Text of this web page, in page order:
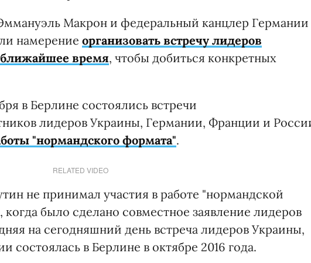
Макрон и федеральный канцлер Германии
намерение организовать встречу лидеров
ближайшее время, чтобы добиться конкретных
в Берлине состоялись встречи
лидеров Украины, Германии, Франции и
"нормандского формата".
RELATED VIDEO
не принимал участия в работе "нормандской
когда было сделано совместное заявление лидеров
на сегодняшний день встреча лидеров Украины,
состоялась в Берлине в октябре 2016 года.